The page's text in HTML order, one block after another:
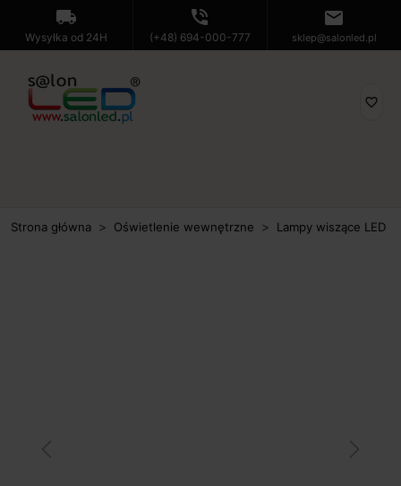
local_shipping
Wysyłka od 24H
phone_in_talk
(+48) 694-000-777
mail
sklep@salonled.pl
favorite_border
Strona główna Oświetlenie wewnętrzne Lampy wiszące LED